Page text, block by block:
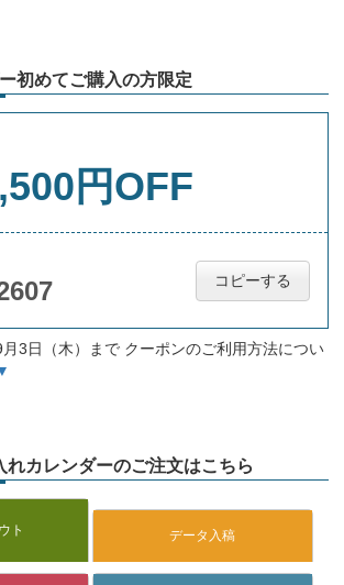
初めてご購入の方限定
円OFF
コピーする
3日（木）まで クーポンのご利用方法につい
れカレンダーのご注文はこちら